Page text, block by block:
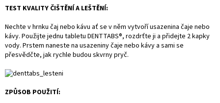
TEST KVALITY ČIŠTĚNÍ A LEŠTĚNÍ:
Nechte v hrnku čaj nebo kávu ať se v něm vytvoří usazenina čaje nebo
kávy. Použijte jednu tabletu DENTTABS®, rozdrťte ji a přidejte 2 kapky
vody. Prstem naneste na usazeniny čaje nebo kávy a sami se
přesvědčte, jak rychle budou skvrny pryč.
ZPŮSOB POUŽITÍ: